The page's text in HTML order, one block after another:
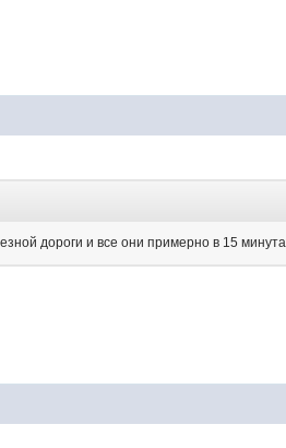
дороги и все они примерно в 15